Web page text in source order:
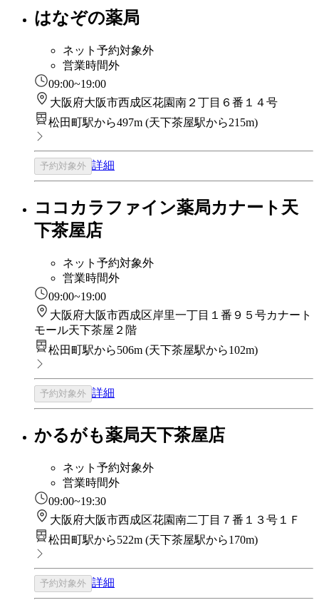
はなぞの薬局
ネット予約対象外
営業時間外
09:00~19:00
大阪府大阪市西成区花園南２丁目６番１４号
松田町駅から497m (天下茶屋駅から215m)
予約対象外 詳細
ココカラファイン薬局カナート天
下茶屋店
ネット予約対象外
営業時間外
09:00~19:00
大阪府大阪市西成区岸里一丁目１番９５号カナート
モール天下茶屋２階
松田町駅から506m (天下茶屋駅から102m)
予約対象外 詳細
かるがも薬局天下茶屋店
ネット予約対象外
営業時間外
09:00~19:30
大阪府大阪市西成区花園南二丁目７番１３号１Ｆ
松田町駅から522m (天下茶屋駅から170m)
予約対象外 詳細